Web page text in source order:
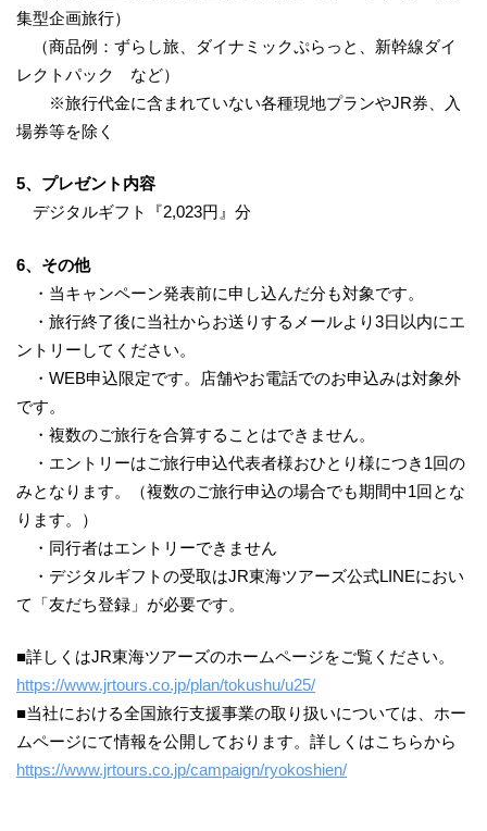
集型企画旅行）
（商品例：ずらし旅、ダイナミックぷらっと、新幹線ダイ
レクトパック など）
※旅行代金に含まれていない各種現地プランやJR券、入
場券等を除く
5、 プレゼント内容
デジタルギフト『2,023円』分
6、 その他
・当キャンペーン発表前に申し込んだ分も対象です。
・旅行終了後に当社からお送りするメールより3日以内にエ
ントリーしてください。
・WEB申込限定です。店舗やお電話でのお申込みは対象外
です。
・複数のご旅行を合算することはできません。
・エントリーはご旅行申込代表者様おひとり様につき1回の
みとなります。（複数のご旅行申込の場合でも期間中1回とな
ります。）
・同行者はエントリーできません
・デジタルギフトの受取はJR東海ツアーズ公式LINEにおい
て「友だち登録」が必要です。
■詳しくはJR東海ツアーズのホームページをご覧ください。
https://www.jrtours.co.jp/plan/tokushu/u25/
■当社における全国旅行支援事業の取り扱いについては、ホー
ムページにて情報を公開しております。詳しくはこちらから
https://www.jrtours.co.jp/campaign/ryokoshien/